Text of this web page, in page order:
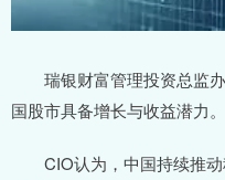
瑞银财富管理投资总监办
国股市具备增长与收益潜力。
CIO认为，中国持续推动